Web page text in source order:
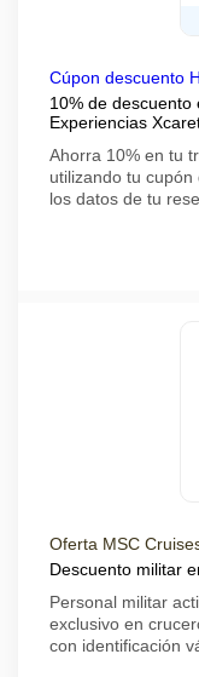
Cúpon descuento
10% de descuento
Experiencias
Ahorra 10% en tu
utilizando tu
los datos de tu
Oferta MSC
Descuento militar
Personal militar
exclusivo en
con identificación